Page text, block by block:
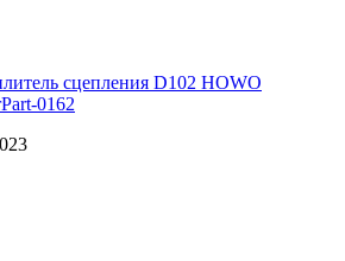
сцепления D102 HOWO
0162